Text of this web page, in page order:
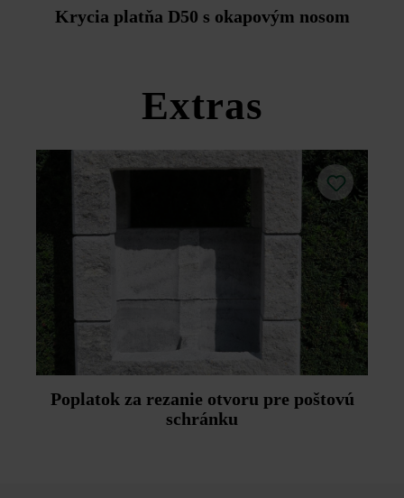
Duoprotect DP30 (paralelná dodávka je možná za
príplatok).
Krycia platňa D50 s okapovým nosom
Extras
Poplatok za rezanie otvoru pre poštovú
schránku